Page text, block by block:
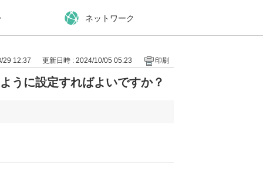
ネットワーク
29 12:37 更新日時 : 2024/10/05 05:23 印刷
うに設定すればよいですか？